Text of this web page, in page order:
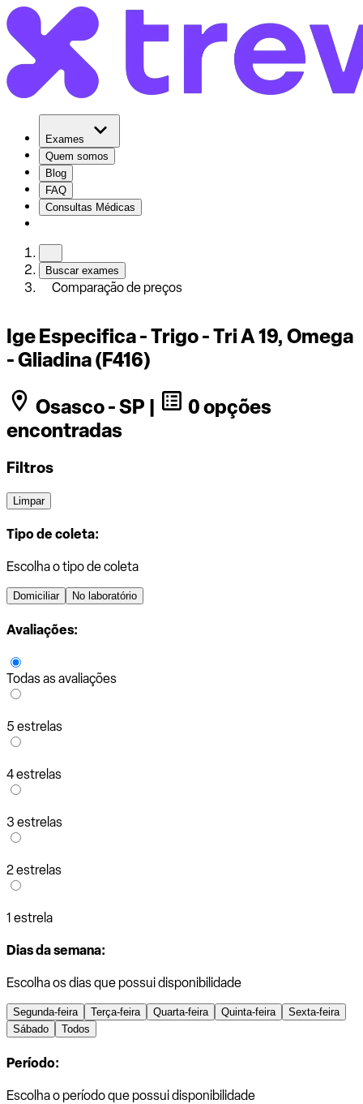
Exames
Quem somos
Blog
FAQ
Consultas Médicas
Buscar exames
Comparação de preços
Ige Especifica - Trigo - Tri A 19, Omega
- Gliadina (F416)
Osasco - SP |
0 opções
encontradas
Filtros
Limpar
Tipo de coleta:
Escolha o tipo de coleta
Domiciliar No laboratório
Avaliações:
Todas as avaliações
5 estrelas
4 estrelas
3 estrelas
2 estrelas
1 estrela
Dias da semana:
Escolha os dias que possui disponibilidade
Segunda-feira Terça-feira Quarta-feira Quinta-feira
Sexta-feira
Sábado
Todos
Período:
Escolha o período que possui disponibilidade